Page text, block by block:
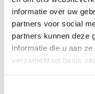
informatie over uw
partners voor social
partners kunnen deze
informatie die u aan
verzameld op basis